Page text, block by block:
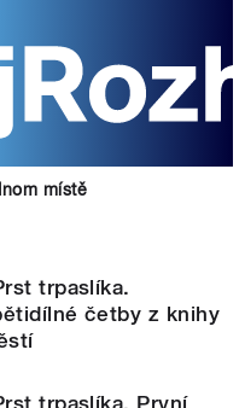
místě
trpaslíka.
četby z knihy